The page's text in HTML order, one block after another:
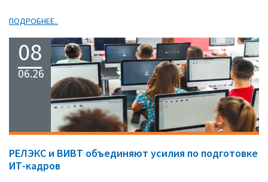
ПОДРОБНЕЕ..
08
06.26
РЕЛЭКС и ВИВТ объединяют усилия по подготовке
ИТ-кадров